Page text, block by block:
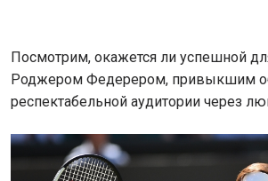
Посмотрим, окажется ли успешной
Роджером Федерером, привыкшим
респектабельной аудитории через